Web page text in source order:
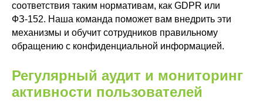
соответствия таким нормативам, как GDPR или
ФЗ-152. Наша команда поможет вам внедрить эти
механизмы и обучит сотрудников правильному
обращению с конфиденциальной информацией.
Регулярный аудит и мониторинг
активности пользователей